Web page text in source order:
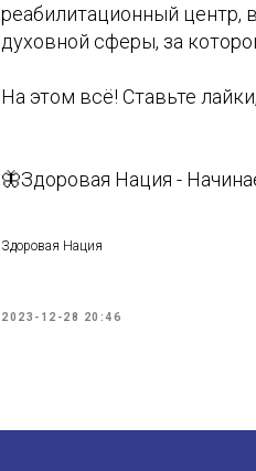
реабилитационный центр,
духовной сферы, за
На этом всё! Ставьте
🦋Здоровая Нация -
Здоровая Нация
2023-12-28 20:46